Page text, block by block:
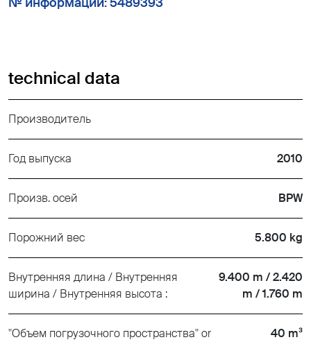
technical data
Производитель
Год выпуска 2010
Произв. осей BPW
Порожний вес 5.800 kg
Внутренняя длина / Внутренняя
ширина / Внутренняя высота :
9.400 m / 2.420
m / 1.760 m
"Объем погрузочного пространства" or
40 m³